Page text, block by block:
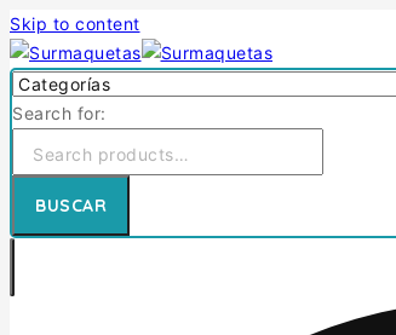
Skip to content
Search for:
BUSCAR